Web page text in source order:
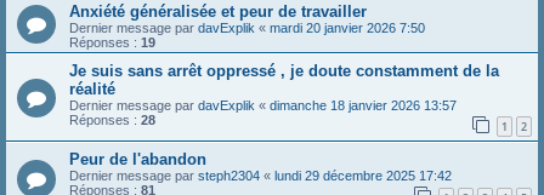
Anxiété généralisée et peur de travailler
Dernier message par davExplik « mardi 20 janvier 2026 7:50
Réponses : 19
Je suis sans arrêt oppressé , je doute constamment de la
réalité
Dernier message par davExplik « dimanche 18 janvier 2026 13:57
Réponses : 28 1 2
Peur de l'abandon
Dernier message par steph2304 « lundi 29 décembre 2025 17:42
Réponses : 81